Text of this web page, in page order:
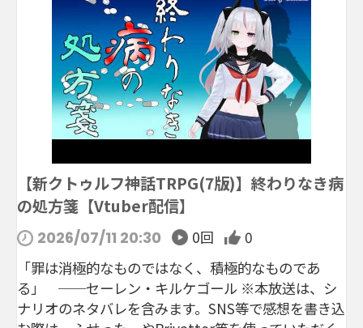
【新クトゥルフ神話TRPG(7版)】終わりなき病
の処方箋【Vtuber配信】
2026/07/11 20:30 0回
0
「罪は消極的なものではなく、積極的なものであ
る」 ──セーレン・キルケゴール ※本放送は、シ
ナリオのネタバレを含みます。SNS等で感想を書き込